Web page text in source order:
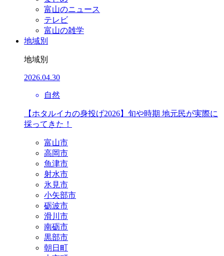
富山のニュース
テレビ
富山の雑学
地域別
地域別
2026.04.30
自然
【ホタルイカの身投げ2026】旬や時期 地元民が実際に
採ってきた！
富山市
高岡市
魚津市
射水市
氷見市
小矢部市
砺波市
滑川市
南砺市
黒部市
朝日町